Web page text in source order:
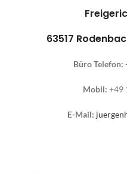
63517
Büro Telefon:
Mobil: +49
E-Mail: